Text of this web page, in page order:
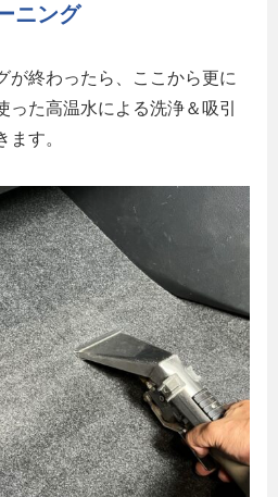
ニング
が終わったら、ここから更に
った高温水による洗浄＆吸引
ます。